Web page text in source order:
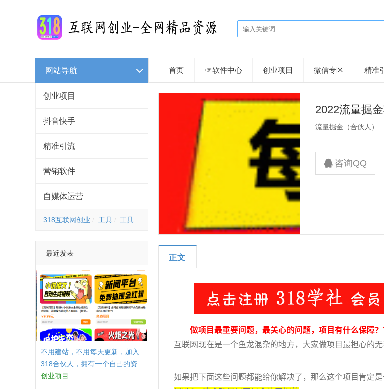
网站导航
创业项目
抖音快手
精准引流
营销软件
自媒体运营
318互联网创业 工具 工具
最近发表
不用建站，不用每天更新，加入
318合伙人，拥有一个自己的资
源站，卖课程，卖初级站长，创
创业项目
首页 ☞软件中心 创业项目 微信专区 精准
2022流量掘
-1000）
流量掘金（合伙人）
咨询QQ
正文
做项目最重要问题，最关心的问题，项目有什么保障？
互联网现在是一个鱼龙混杂的地方，大家做项目最担心的无
如果把下面这些问题都能给你解决了，那么这个项目肯定